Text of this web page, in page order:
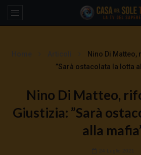
Nino Di
”Sarà ostacolata la lotta
Nino Di Matteo,
Giustizia: ”Sarà
alla